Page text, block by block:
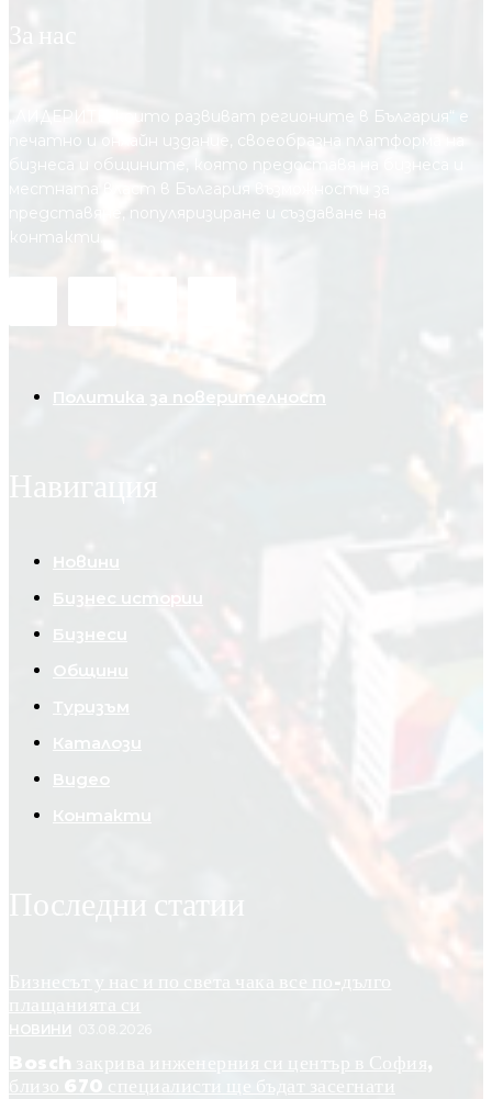
„ЛИДЕРИТЕ, които развиват регионите в България“ е
печатно и онлайн издание, своеобразна платформа на
бизнеса и общините, която предоставя на бизнесa и
представяне, популяризиране и създаване на
контакти.
Политика за поверителност
Навигация
Новини
Бизнес истории
Бизнеси
Общини
Туризъм
Каталози
Контакти
Последни статии
Бизнесът у нас и по света чака все по-дълго
плащанията си
НОВИНИ
Bosch закрива инженерния си център в София,
близо 670 специалисти ще бъдат засегнати